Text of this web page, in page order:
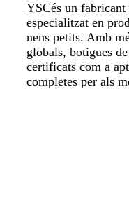
YSCés un
especialitzat en
nens petits. Amb
globals, botigues
certificats com a
completes per als